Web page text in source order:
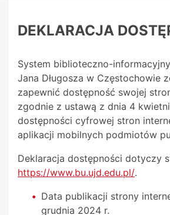
DEKLARACJA
System biblioteczno-
Jana Długosza w Częstochowie
zapewnić dostępność swojej
zgodnie z ustawą z dnia 4
dostępności cyfrowej stron
aplikacji mobilnych podmiotów
Deklaracja dostępności dotyczy
https://www.bu.ujd.edu.pl/.
Data publikacji strony
grudnia 2024 r.